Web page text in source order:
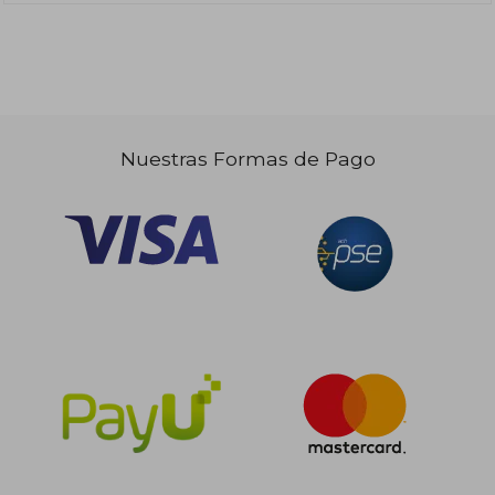
Nuestras Formas de Pago